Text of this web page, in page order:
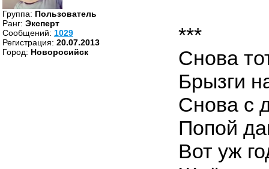
Группа: Пользователь
Ранг: Эксперт
Cообщений: 1029
Регистрация: 20.07.2013
Город: Новоросийск
***
Снова
Брызги
Снова с
Попой
Вот уж